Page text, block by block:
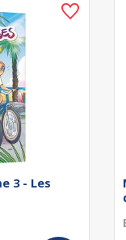
3 - Les